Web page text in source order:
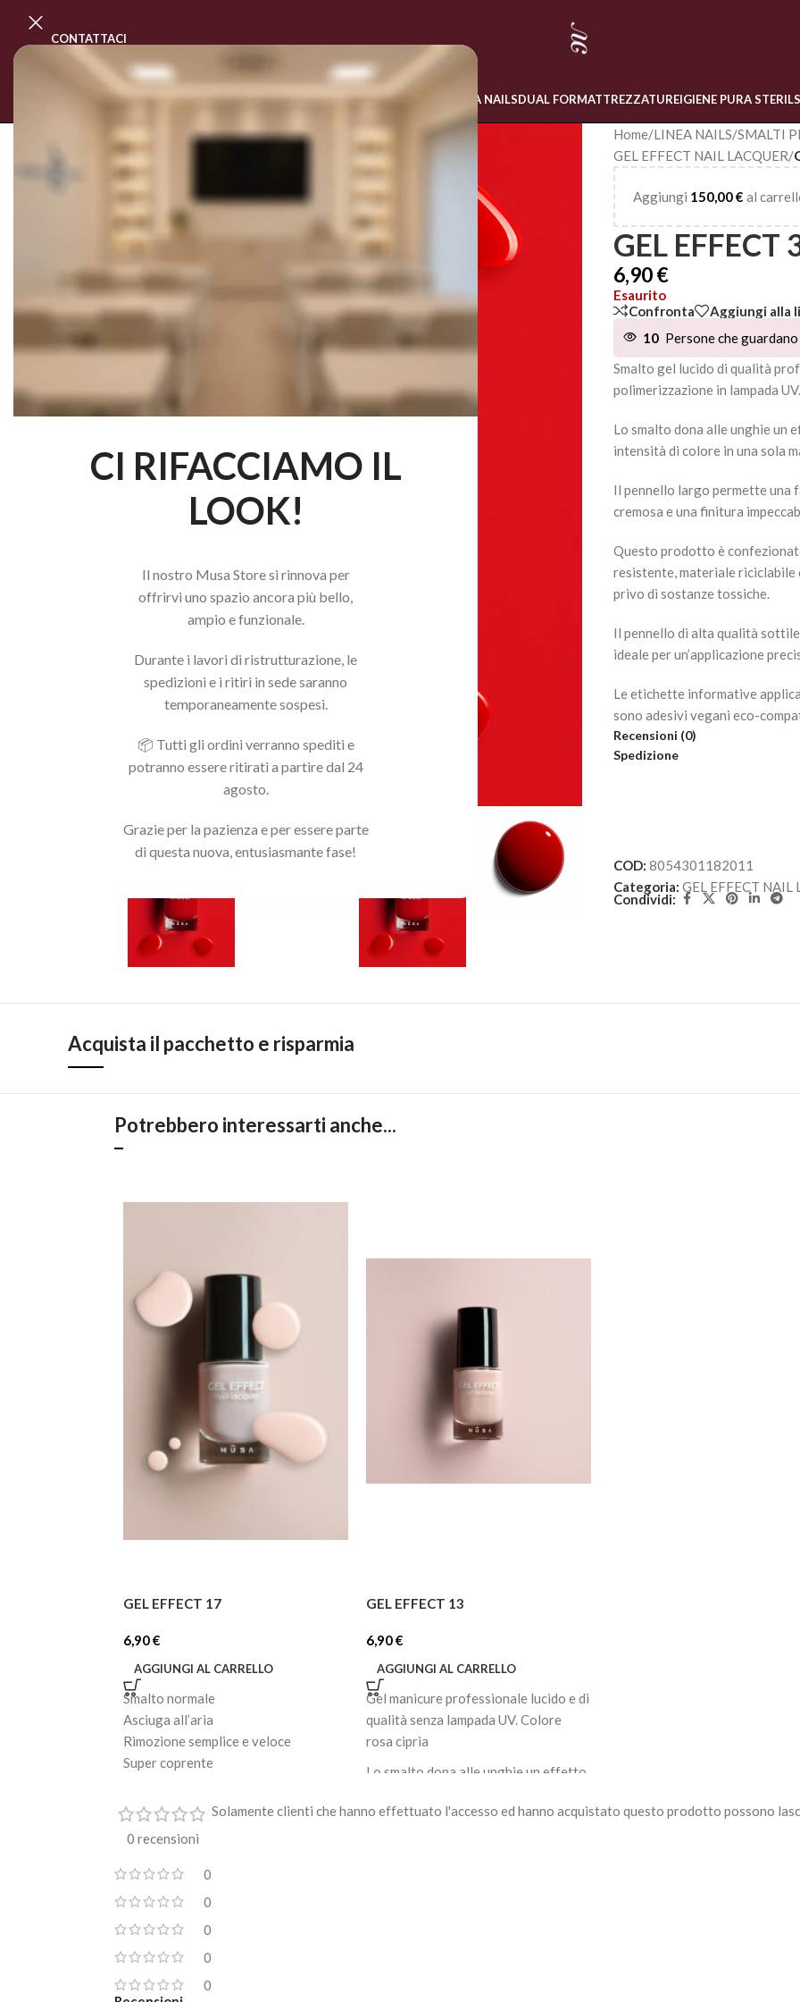
CI RIFACCIAMO IL
LOOK!
Il nostro Musa Store si rinnova per
offrirvi uno spazio ancora più bello,
ampio e funzionale.
Durante i lavori di ristrutturazione, le
spedizioni e i ritiri in sede saranno
temporaneamente sospesi.
📦 Tutti gli ordini verranno spediti e
potranno essere ritirati a partire dal 24
agosto.
Grazie per la pazienza e per essere parte
di questa nuova, entusiasmante fase!
CONTATTACI
PROGRAMMA MASTER CLASSCORSI ONLINE LINEA NAILSDUAL FORMATTREZZATUREIGIENE PURA STERIL
Home/LINEA NAILS/SMALTI
GEL EFFECT NAIL LACQUER/
Aggiungi 150,00€ al
GEL EFFECT
6,90€
Esaurito
Confronta
Aggiungi alla
10 Persone che
Smalto gel lucido di qualità
polimerizzazione in lampada UV.
Lo smalto dona alle unghie
intensità di colore in una sola
Il pennello largo permette una
cremosa e una finitura
Questo prodotto è
resistente, materiale riciclabile
privo di sostanze tossiche.
Il pennello di alta qualità
ideale per un’applicazione
Le etichette informative
sono adesivi vegani eco-
Recensioni (0)
Spedizione
COD: 8054301182011
Categoria: GEL EFFECT NAIL
Condividi:
Acquista il pacchetto e risparmia
Potrebbero interessarti anche...
GEL EFFECT 17
6,90€
AGGIUNGI AL CARRELLO
Smalto normale
Asciuga all’aria
Rimozione semplice e veloce
Super coprente
Effetto brillante e lucido
Formato: 8 ml
GEL EFFECT 13
6,90€
AGGIUNGI AL CARRELLO
Gel manicure professionale lucido e di
qualità senza lampada UV. Colore
rosa cipria
Lo smalto dona alle unghie un effetto
intenso in una sola mano di copertura.
0 recensioni
0
0
0
0
0
Solamente clienti che hanno effettuato l'accesso ed hanno acquistato questo prodotto possono